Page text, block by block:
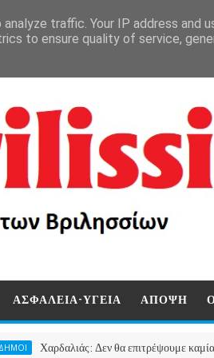
ΑΣΦΑΛΕΙΑ-ΥΓΕΙΑ ΑΠΟΨΗ
Δεν θα επιτρέψουμε καμία
traffic. Your IP address and
to ensure quality of service,